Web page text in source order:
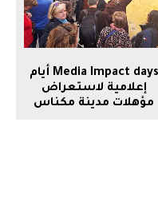
Media Impact days أيام
إعلامية لاستعراض
مؤهلات مدينة مكناس